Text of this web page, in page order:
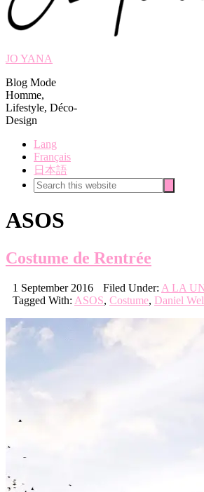
JO YANA
Blog Mode
Homme,
Lifestyle, Déco-
Design
Lang
Français
日本語
Search
this
ASOS
Costume de Rentrée
1 September 2016 Filed Under: A LA
Tagged With: ASOS, Costume, Daniel